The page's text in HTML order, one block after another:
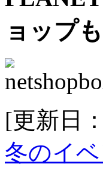
ョップ
[更新日
冬のイベ